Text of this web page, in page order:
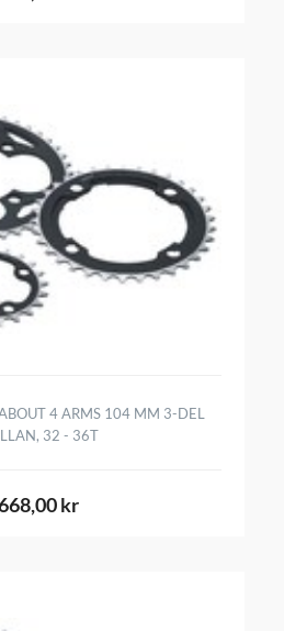
4 ARMS 104 MM 3-DEL
32 - 36T
kr